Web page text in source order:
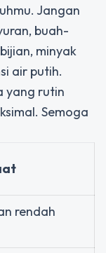
Jangan
buah-
minyak
air putih.
yang rutin
Semoga
rendah